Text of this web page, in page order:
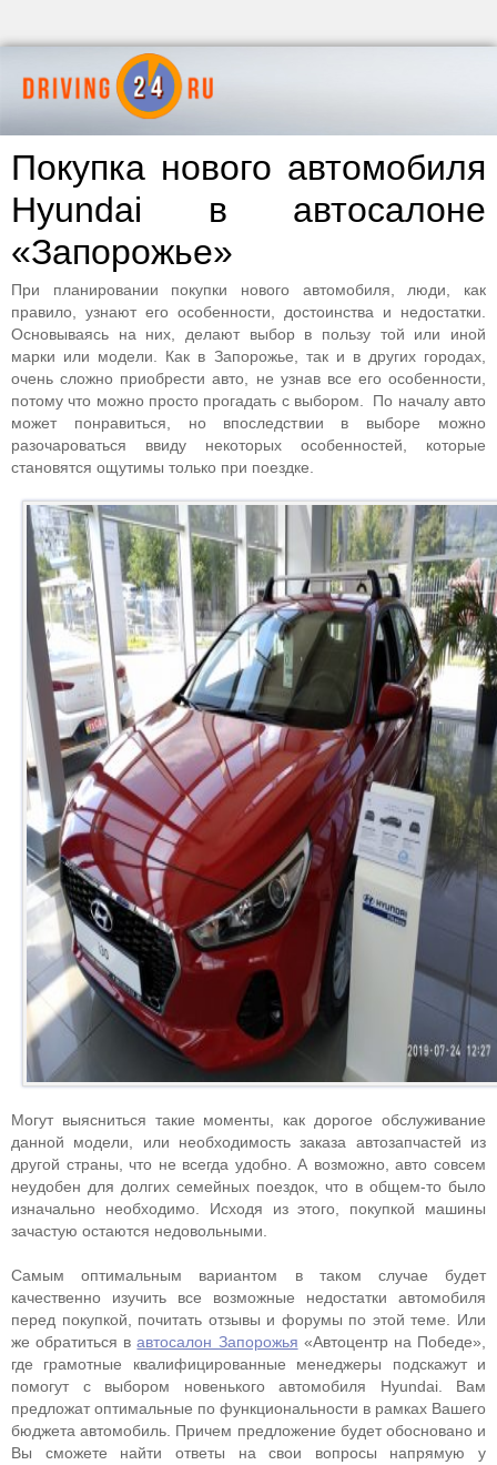
Покупка нового автомобиля
Hyundai в автосалоне
«Запорожье»
При планировании покупки нового автомобиля, люди, как
правило, узнают его особенности, достоинства и недостатки.
Основываясь на них, делают выбор в пользу той или иной
марки или модели. Как в Запорожье, так и в других городах,
очень сложно приобрести авто, не узнав все его особенности,
потому что можно просто прогадать с выбором. По началу авто
может понравиться, но впоследствии в выборе можно
разочароваться ввиду некоторых особенностей, которые
становятся ощутимы только при поездке.
Могут выясниться такие моменты, как дорогое обслуживание
данной модели, или необходимость заказа автозапчастей из
другой страны, что не всегда удобно. А возможно, авто совсем
неудобен для долгих семейных поездок, что в общем-то было
изначально необходимо. Исходя из этого, покупкой машины
зачастую остаются недовольными.
Самым оптимальным вариантом в таком случае будет
качественно изучить все возможные недостатки автомобиля
перед покупкой, почитать отзывы и форумы по этой теме. Или
же обратиться вавтосалон Запорожья «Автоцентр на Победе»,
где грамотные квалифицированные менеджеры подскажут и
помогут с выбором новенького автомобиля Hyundai. Вам
предложат оптимальные по функциональности в рамках Вашего
бюджета автомобиль. Причем предложение будет обосновано и
Вы сможете найти ответы на свои вопросы напрямую у